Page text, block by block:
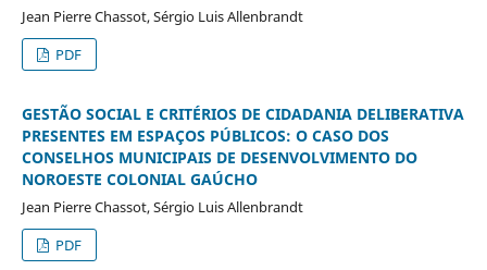
Jean Pierre Chassot, Sérgio Luis Allenbrandt
PDF
GESTÃO SOCIAL E CRITÉRIOS DE CIDADANIA DELIBERATIVA
PRESENTES EM ESPAÇOS PÚBLICOS: O CASO DOS
CONSELHOS MUNICIPAIS DE DESENVOLVIMENTO DO
NOROESTE COLONIAL GAÚCHO
Jean Pierre Chassot, Sérgio Luis Allenbrandt
PDF